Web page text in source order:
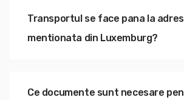
Transportul se face pana la
mentionata din Luxemburg?
Ce documente sunt necesare